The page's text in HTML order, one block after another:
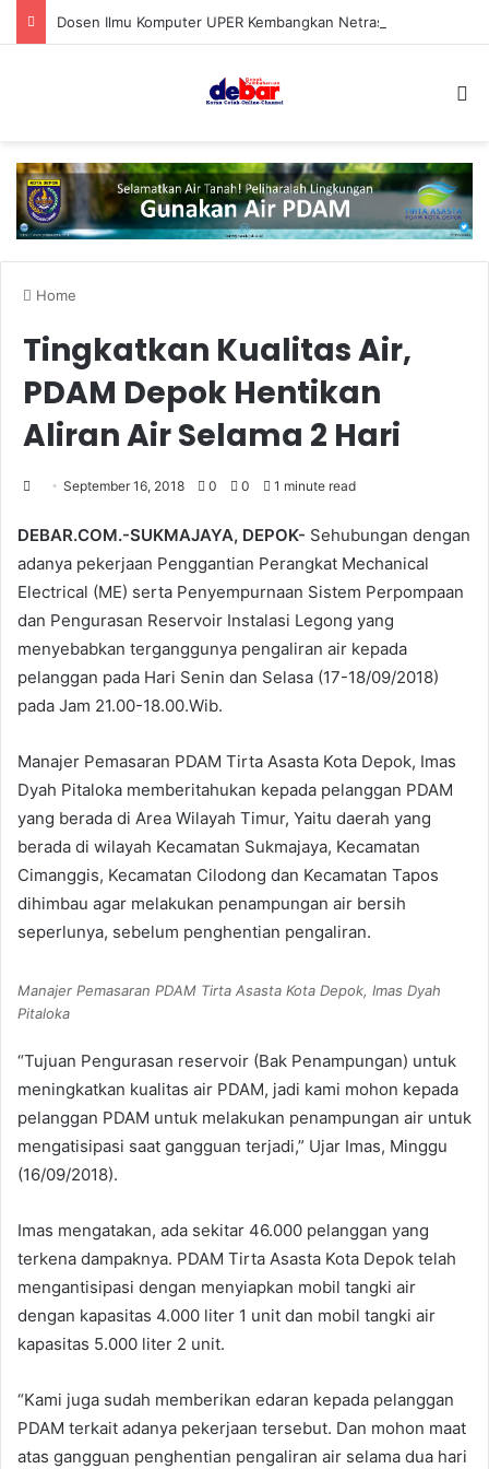
Home
Tingkatkan Kualitas Air,
PDAM Depok Hentikan
Aliran Air Selama 2 Hari
September 16, 2018 0 0 1 minute read
DEBAR.COM.-SUKMAJAYA, DEPOK- Sehubungan dengan
adanya pekerjaan Penggantian Perangkat Mechanical
Electrical (ME) serta Penyempurnaan Sistem Perpompaan
dan Pengurasan Reservoir Instalasi Legong yang
menyebabkan terganggunya pengaliran air kepada
pelanggan pada Hari Senin dan Selasa (17-18/09/2018)
pada Jam 21.00-18.00.Wib.
Manajer Pemasaran PDAM Tirta Asasta Kota Depok, Imas
Dyah Pitaloka memberitahukan kepada pelanggan PDAM
yang berada di Area Wilayah Timur, Yaitu daerah yang
berada di wilayah Kecamatan Sukmajaya, Kecamatan
Cimanggis, Kecamatan Cilodong dan Kecamatan Tapos
dihimbau agar melakukan penampungan air bersih
seperlunya, sebelum penghentian pengaliran.
Manajer Pemasaran PDAM Tirta Asasta Kota Depok, Imas Dyah
Pitaloka
“Tujuan Pengurasan reservoir (Bak Penampungan) untuk
meningkatkan kualitas air PDAM, jadi kami mohon kepada
pelanggan PDAM untuk melakukan penampungan air untuk
mengatisipasi saat gangguan terjadi,” Ujar Imas, Minggu
(16/09/2018).
Imas mengatakan, ada sekitar 46.000 pelanggan yang
terkena dampaknya. PDAM Tirta Asasta Kota Depok telah
mengantisipasi dengan menyiapkan mobil tangki air
dengan kapasitas 4.000 liter 1 unit dan mobil tangki air
kapasitas 5.000 liter 2 unit.
“Kami juga sudah memberikan edaran kepada pelanggan
PDAM terkait adanya pekerjaan tersebut. Dan mohon maat
atas gangguan penghentian pengaliran air selama dua hari